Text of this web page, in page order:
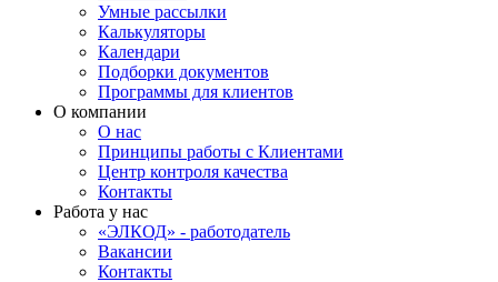
Умные рассылки
Калькуляторы
Календари
Подборки документов
Программы для клиентов
О компании
О нас
Принципы работы с Клиентами
Центр контроля качества
Контакты
Работа у нас
«ЭЛКОД» - работодатель
Вакансии
Контакты